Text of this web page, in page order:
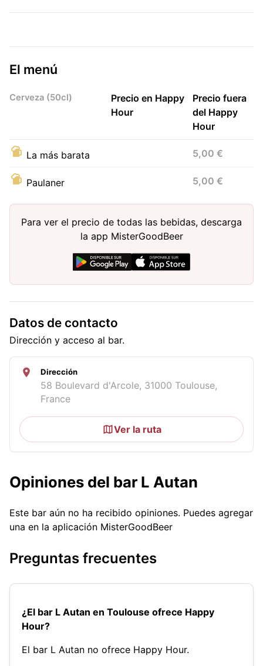
El menú
Cerveza (50cl)
Precio en Happy
Hour
Precio fuera
del Happy
Hour
La más barata 5,00 €
Paulaner 5,00 €
Para ver el precio de todas las bebidas, descarga
la app MisterGoodBeer
Datos de contacto
Dirección y acceso al bar.
Dirección
58 Boulevard d'Arcole, 31000 Toulouse,
France
Ver la ruta
Opiniones del bar L Autan
Este bar aún no ha recibido opiniones. Puedes agregar
una en la aplicación MisterGoodBeer
Preguntas frecuentes
¿El bar L Autan en Toulouse ofrece Happy
Hour?
El bar L Autan no ofrece Happy Hour.